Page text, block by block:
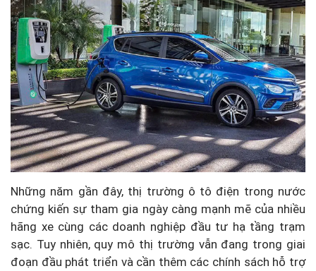
Những năm gần đây, thị trường ô tô điện trong nước
chứng kiến sự tham gia ngày càng mạnh mẽ của nhiều
hãng xe cùng các doanh nghiệp đầu tư hạ tầng trạm
sạc. Tuy nhiên, quy mô thị trường vẫn đang trong giai
đoạn đầu phát triển và cần thêm các chính sách hỗ trợ